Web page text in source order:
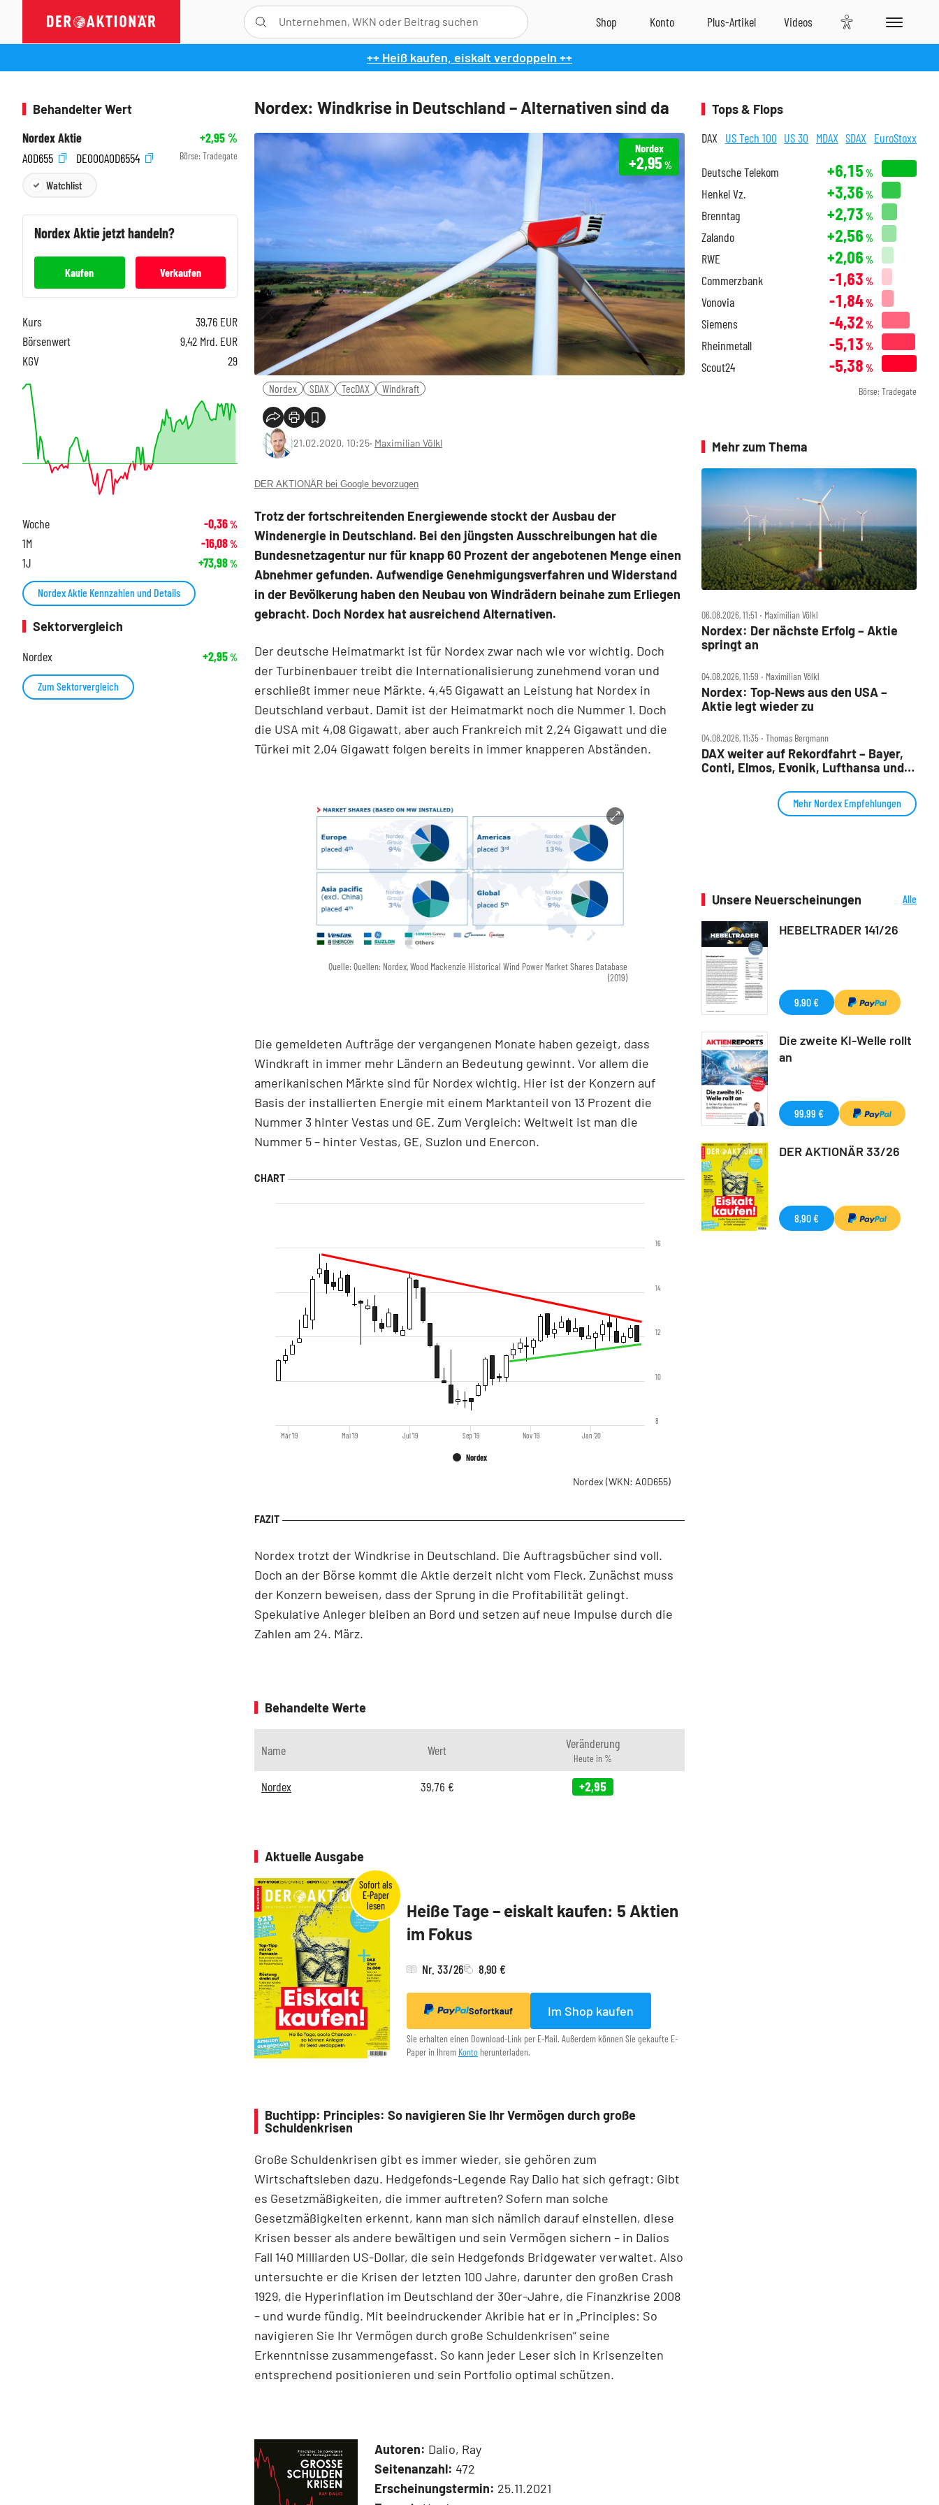
++ Heiß kaufen, eiskalt verdoppeln ++
Nordex: Windkrise in Deutschland – Alternativen sind da
Nordex
+2,95 %
Nordex SDAX TecDAX Windkraft
21.02.2020, 10:25‧ Maximilian Völkl
DER AKTIONÄR bei Google bevorzugen
Trotz der fortschreitenden Energiewende stockt der Ausbau der
Windenergie in Deutschland. Bei den jüngsten Ausschreibungen hat die
Bundesnetzagentur nur für knapp 60 Prozent der angebotenen Menge einen
Abnehmer gefunden. Aufwendige Genehmigungsverfahren und Widerstand
in der Bevölkerung haben den Neubau von Windrädern beinahe zum Erliegen
gebracht. Doch Nordex hat ausreichend Alternativen.
Der deutsche Heimatmarkt ist für Nordex zwar nach wie vor wichtig. Doch
der Turbinenbauer treibt die Internationalisierung zunehmend voran und
erschließt immer neue Märkte. 4,45 Gigawatt an Leistung hat Nordex in
Deutschland verbaut. Damit ist der Heimatmarkt noch die Nummer 1. Doch
die USA mit 4,08 Gigawatt, aber auch Frankreich mit 2,24 Gigawatt und die
Türkei mit 2,04 Gigawatt folgen bereits in immer knapperen Abständen.
Quelle: Quellen: Nordex, Wood Mackenzie Historical Wind Power Market Shares Database
(2019)
Die gemeldeten Aufträge der vergangenen Monate haben gezeigt, dass
Windkraft in immer mehr Ländern an Bedeutung gewinnt. Vor allem die
amerikanischen Märkte sind für Nordex wichtig. Hier ist der Konzern auf
Basis der installierten Energie mit einem Marktanteil von 13 Prozent die
Nummer 3 hinter Vestas und GE. Zum Vergleich: Weltweit ist man die
Nummer 5 – hinter Vestas, GE, Suzlon und Enercon.
Nordex
Jul '19 Jan '20
Mär '19 Mai '19 Sep '19 Nov '19
8
10
12
14
16
Nordex (WKN: A0D655)
Nordex trotzt der Windkrise in Deutschland. Die Auftragsbücher sind voll.
Doch an der Börse kommt die Aktie derzeit nicht vom Fleck. Zunächst muss
der Konzern beweisen, dass der Sprung in die Profitabilität gelingt.
Spekulative Anleger bleiben an Bord und setzen auf neue Impulse durch die
Zahlen am 24. März.
Behandelte Werte
Name Wert Veränderung
Heute in %
Nordex 39,76 € +2,95
Aktuelle Ausgabe
Heiße Tage – eiskalt kaufen: 5 Aktien
im Fokus
Nr. 33/26 8,90 €
Sofortkauf Im Shop kaufen
Sie erhalten einen Download-Link per E-Mail. Außerdem können Sie gekaufte E-
Paper in Ihrem Konto herunterladen.
Buchtipp: Principles: So navigieren Sie Ihr Vermögen durch große
Schuldenkrisen
Große Schuldenkrisen gibt es immer wieder, sie gehören zum
Wirtschaftsleben dazu. Hedgefonds-Legende Ray Dalio hat sich gefragt: Gibt
es Gesetzmäßigkeiten, die immer auftreten? Sofern man solche
Gesetzmäßigkeiten erkennt, kann man sich nämlich darauf einstellen, diese
Krisen besser als andere bewältigen und sein Vermögen sichern – in Dalios
Fall 140 Milliarden US-Dollar, die sein Hedgefonds Bridgewater verwaltet. Also
untersuchte er die Krisen der letzten 100 Jahre, darunter den großen Crash
1929, die Hyperinflation im Deutschland der 30er-Jahre, die Finanzkrise 2008
– und wurde fündig. Mit beeindruckender Akribie hat er in „Principles: So
navigieren Sie Ihr Vermögen durch große Schuldenkrisen“ seine
Erkenntnisse zusammengefasst. So kann jeder Leser sich in Krisenzeiten
entsprechend positionieren und sein Portfolio optimal schützen.
Autoren: Dalio, Ray
Seitenanzahl: 472
Erscheinungstermin: 25.11.2021
Behandelter Wert
Nordex Aktie
+2,95%
A0D655
DE000A0D6554 Börse: Tradegate
Watchlist
NordexAktie jetzt handeln?
Kaufen Verkaufen
Kurs 39,76 EUR
Börsenwert
9,42 Mrd. EUR
KGV
29
Woche -0,36%
1M -16,08%
1J +73,98%
Nordex Aktie Kennzahlen und Details
Sektorvergleich
Nordex
+2,95%
Zum Sektorvergleich
Tops & Flops
DAX US Tech 100 US 30 MDAX SDAX EuroStoxx
Deutsche Telekom +6,15 %
Henkel Vz. +3,36 %
Brenntag +2,73 %
Zalando +2,56 %
RWE +2,06 %
Commerzbank -1,63 %
Vonovia -1,84%
Siemens -4,32 %
Rheinmetall -5,13 %
Scout24 -5,38 %
Börse: Tradegate
Mehr zum Thema
06.08.2026, 11:51 ‧ Maximilian Völkl
Nordex: Der nächste Erfolg – Aktie
springt an
04.08.2026, 11:59 ‧ Maximilian Völkl
Nordex: Top‑News aus den USA –
Aktie legt wieder zu
04.08.2026, 11:35 ‧ Thomas Bergmann
DAX weiter auf Rekordfahrt – Bayer,
Conti, Elmos, Evonik, Lufthansa und
Mehr Nordex Empfehlungen
Unsere Neuerscheinungen
Alle
HEBELTRADER 141/26
9,90 €
Die zweite KI-Welle rollt
an
99,99 €
DER AKTIONÄR 33/26
8,90 €